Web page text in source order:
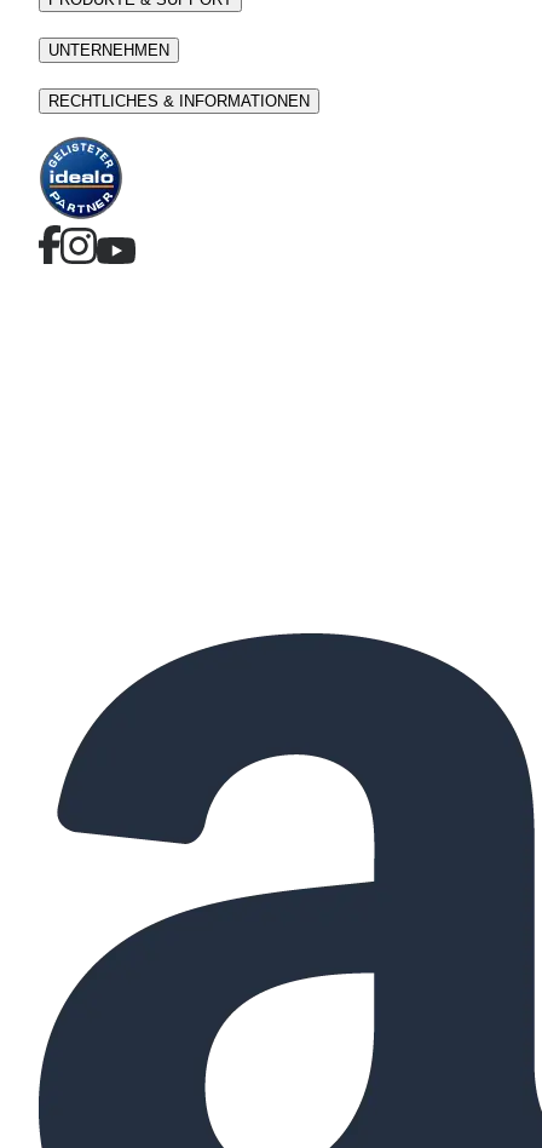
UNTERNEHMEN
RECHTLICHES & INFORMATIONEN